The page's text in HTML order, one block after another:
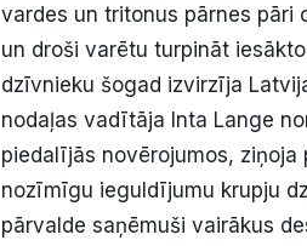
vardes un tritonus pārnes pāri
un droši varētu turpināt
dzīvnieku šogad izvirzīja
nodaļas vadītāja Inta Lange
piedalījās novērojumos,
nozīmīgu ieguldījumu krupju
pārvalde saņēmuši vairākus